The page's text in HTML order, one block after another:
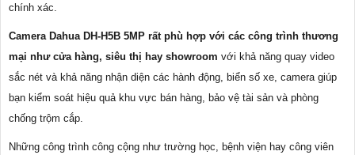
chính xác.
Camera Dahua DH-H5B 5MP rất phù hợp với các công trình thương
mại như cửa hàng, siêu thị hay showroom với khả năng quay video
sắc nét và khả năng nhận diện các hành động, biển số xe, camera giúp
bạn kiểm soát hiệu quả khu vực bán hàng, bảo vệ tài sản và phòng
chống trộm cắp.
Những công trình công cộng như trường học, bệnh viện hay công viên